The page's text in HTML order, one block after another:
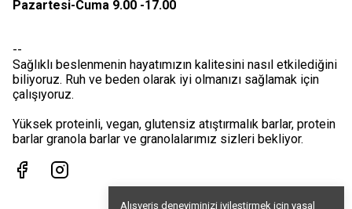
Alışveriş deneyiminizi iyileştirmek için yasal
Pazartesi-Cuma 9.00 -17.00
--
Sağlıklı beslenmenin hayatımızın kalitesini nasıl etkilediğini
biliyoruz. Ruh ve beden olarak iyi olmanızı sağlamak için
çalışıyoruz.
Yüksek proteinli, vegan, glutensiz atıştırmalık barlar, protein
barlar granola barlar ve granolalarımız sizleri bekliyor.